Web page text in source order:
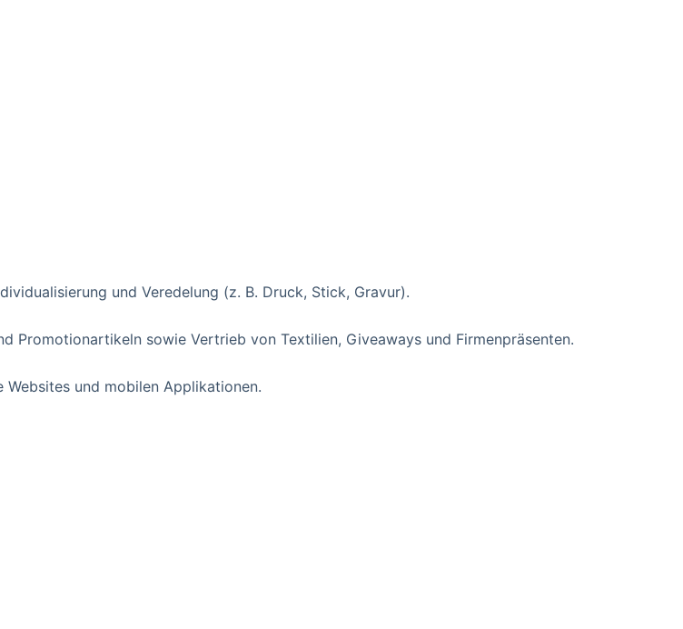
und Veredelung (z. B. Druck, Stick, Gravur).
Promotionartikeln sowie Vertrieb von Textilien, Giveaways und Firmenpräsenten.
und mobilen Applikationen.